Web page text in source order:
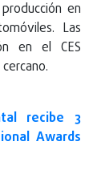
en
Las
en el CES
recibe 3
Awards